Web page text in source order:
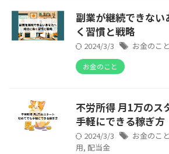
副業が継続できな
く習慣と戦略
2024/3/3 お金のこと
お金のこと
不労所得 月1万のス
手軽にできる稼ぎ方
2024/3/3 お金のこと
用, 配当金